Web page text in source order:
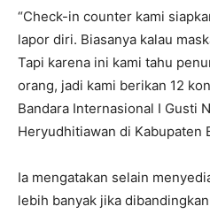
“Check-in counter kami
lapor diri. Biasanya kalau
Tapi karena ini kami tahu
orang, jadi kami berikan 12
Bandara Internasional I Gusti
Heryudhitiawan di Kabupaten
Ia mengatakan selain
lebih banyak jika